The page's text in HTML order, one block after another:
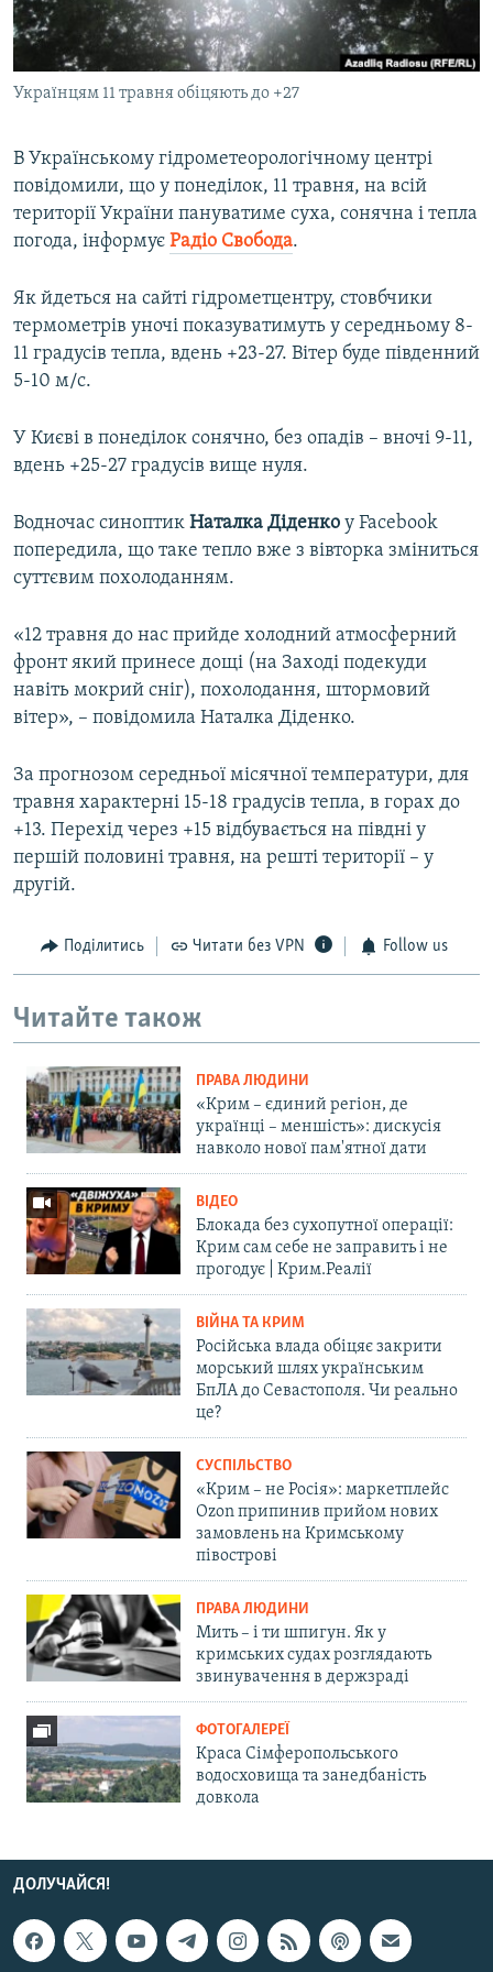
ВІДЕОУРОКИ «ELIFBE»
СВІДЧЕННЯ ОКУПАЦІЇ
УКРАЇНСЬКА ПРОБЛЕМА КРИМУ
Русский
Qırımtatar
Усі сайти RFE/RL
Українцям 11 травня обіцяють до +27
В Українському гідрометеорологічному центрі
повідомили, що у понеділок, 11 травня, на всій
території України пануватиме суха, сонячна і тепла
погода, інформує Радіо Свобода.
Як йдеться на сайті гідрометцентру, стовбчики
термометрів уночі показуватимуть у середньому 8-
11 градусів тепла, вдень +23-27. Вітер буде південний
5-10 м/с.
У Києві в понеділок сонячно, без опадів – вночі 9-11,
вдень +25-27 градусів вище нуля.
Водночас синоптик Наталка Діденко у Facebook
попередила, що таке тепло вже з вівторка зміниться
суттєвим похолоданням.
«12 травня до нас прийде холодний атмосферний
фронт який принесе дощі (на Заході подекуди
навіть мокрий сніг), похолодання, штормовий
вітер», – повідомила Наталка Діденко.
За прогнозом середньої місячної температури, для
травня характерні 15-18 градусів тепла, в горах до
+13. Перехід через +15 відбувається на півдні у
першій половині травня, на решті території – у
другій.
Поділитись Читати без VPN Follow us
Читайте також
ПРАВА ЛЮДИНИ
«Крим – єдиний регіон, де
українці – меншість»: дискусія
навколо нової пам'ятної дати
ВІДЕО
Блокада без сухопутної операції:
Крим сам себе не заправить і не
прогодує | Крим.Реалії
ВІЙНА ТА КРИМ
Російська влада обіцяє закрити
морський шлях українським
БпЛА до Севастополя. Чи реально
це?
СУСПІЛЬСТВО
«Крим – не Росія»: маркетплейс
Ozon припинив прийом нових
замовлень на Кримському
півострові
ПРАВА ЛЮДИНИ
Мить – і ти шпигун. Як у
кримських судах розглядають
звинувачення в держзраді
ФОТОГАЛЕРЕЇ
Краса Сімферопольського
водосховища та занедбаність
довкола
ДОЛУЧАЙСЯ!